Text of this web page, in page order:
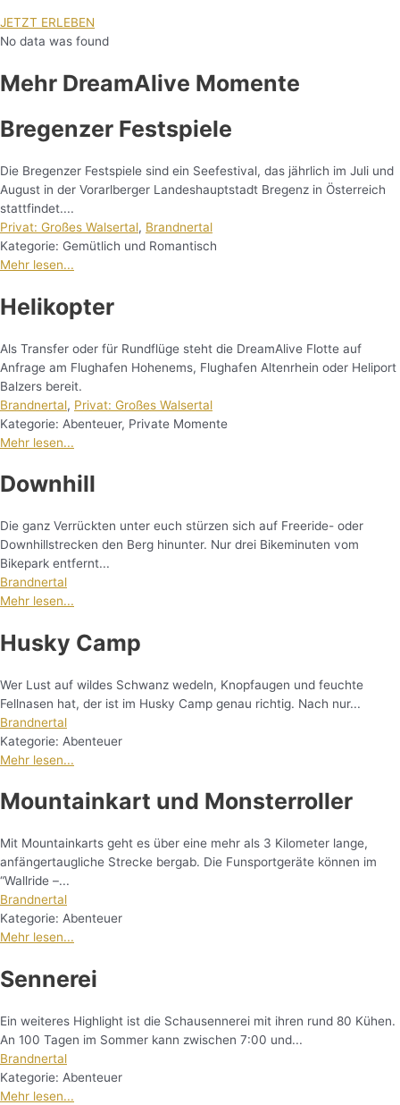
JETZT ERLEBEN
No data was found
Mehr DreamAlive Momente
Bregenzer Festspiele
Die Bregenzer Festspiele sind ein Seefestival, das jährlich im Juli und
August in der Vorarlberger Landeshauptstadt Bregenz in Österreich
stattfindet....
Privat: Großes Walsertal, Brandnertal
Kategorie: Gemütlich und Romantisch
Mehr lesen...
Helikopter
Als Transfer oder für Rundflüge steht die DreamAlive Flotte auf
Anfrage am Flughafen Hohenems, Flughafen Altenrhein oder Heliport
Balzers bereit.
Brandnertal, Privat: Großes Walsertal
Kategorie: Abenteuer, Private Momente
Mehr lesen...
Downhill
Die ganz Verrückten unter euch stürzen sich auf Freeride- oder
Downhillstrecken den Berg hinunter. Nur drei Bikeminuten vom
Bikepark entfernt...
Brandnertal
Mehr lesen...
Husky Camp
Wer Lust auf wildes Schwanz wedeln, Knopfaugen und feuchte
Fellnasen hat, der ist im Husky Camp genau richtig. Nach nur...
Brandnertal
Kategorie: Abenteuer
Mehr lesen...
Mountainkart und Monsterroller
Mit Mountainkarts geht es über eine mehr als 3 Kilometer lange,
anfängertaugliche Strecke bergab. Die Funsportgeräte können im
“Wallride –...
Brandnertal
Kategorie: Abenteuer
Mehr lesen...
Sennerei
Ein weiteres Highlight ist die Schausennerei mit ihren rund 80 Kühen.
An 100 Tagen im Sommer kann zwischen 7:00 und...
Brandnertal
Kategorie: Abenteuer
Mehr lesen...